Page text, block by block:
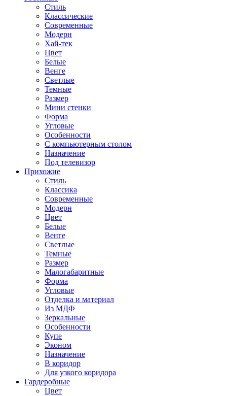
Стиль
Классические
Современные
Модерн
Хай-тек
Цвет
Белые
Венге
Светлые
Темные
Размер
Мини стенки
Форма
Угловые
Особенности
С компьютерным столом
Назначение
Под телевизор
Прихожие
Стиль
Классика
Современные
Модерн
Цвет
Белые
Венге
Светлые
Темные
Размер
Малогабаритные
Форма
Угловые
Отделка и материал
Из МДФ
Зеркальные
Особенности
Купе
Эконом
Назначение
В коридор
Для узкого коридора
Гардеробные
Цвет